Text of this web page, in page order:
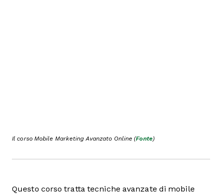
Il corso Mobile Marketing Avanzato Online (Fonte)
Questo corso tratta tecniche avanzate di mobile